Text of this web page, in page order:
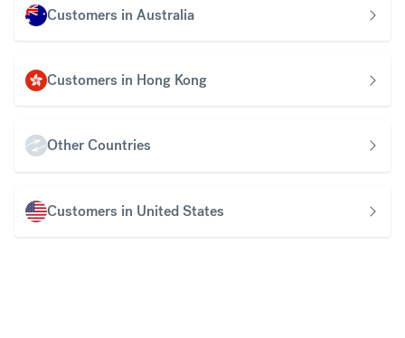
Customers in Australia
Customers in Hong Kong
Other Countries
Customers in United States